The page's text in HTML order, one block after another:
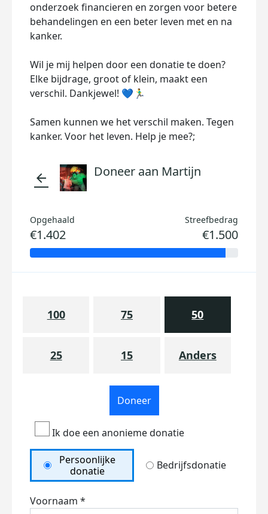
onderzoek financieren en zorgen voor betere
behandelingen en een beter leven met en na
kanker.
Wil je mij helpen door een donatie te doen?
Elke bijdrage, groot of klein, maakt een
verschil. Dankjewel! 💙🏃‍♂️
Samen kunnen we het verschil maken. Tegen
kanker. Voor het leven. Help je mee?;
arrow_back Doneer aan Martijn
Opgehaald
€1.402
Streefbedrag
€1.500
100 75 50
25 15 Anders
Doneer
Ik doe een anonieme donatie
Persoonlijke
donatie
Bedrijfsdonatie
Voornaam *